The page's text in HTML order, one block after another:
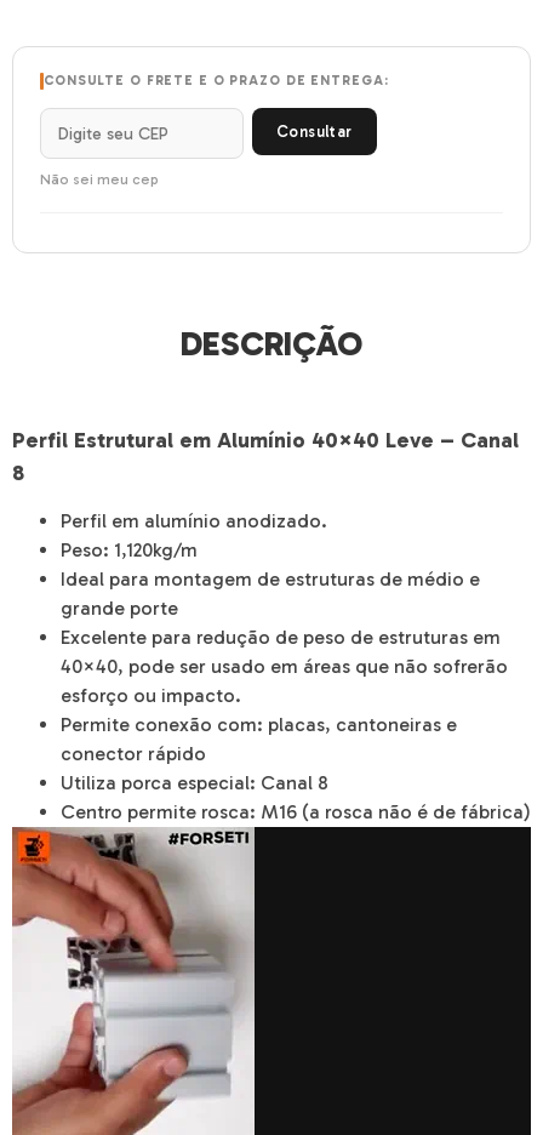
CONSULTE O FRETE E O PRAZO DE ENTREGA:
Consultar
Não sei meu cep
DESCRIÇÃO
Perfil Estrutural em Alumínio 40×40 Leve – Canal
8
Perfil em alumínio anodizado.
Peso: 1,120kg/m
Ideal para montagem de estruturas de médio e
grande porte
Excelente para redução de peso de estruturas em
40×40, pode ser usado em áreas que não sofrerão
esforço ou impacto.
Permite conexão com: placas, cantoneiras e
conector rápido
Utiliza porca especial: Canal 8
Centro permite rosca: M16 (a rosca não é de fábrica)